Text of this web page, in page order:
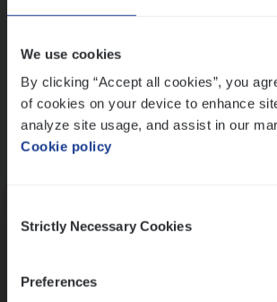
We use cookies
By clicking “Accept all cookies”, you
of cookies on your device to enhance
analyze site usage, and assist in our
Cookie policy
Selection
Strictly Necessary Cookies
Preferences